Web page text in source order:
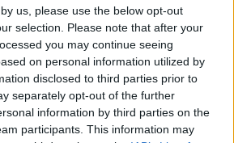
us, please use the below opt-out
selection. Please note that after your
you may continue seeing
on personal information utilized by
disclosed to third parties prior to
separately opt-out of the further
information by third parties on the
participants. This information may
не могу забыть эту
не хочу посещать
друга
«Ясно, что это
Но неужели вы
все в Латвии — дураки?»